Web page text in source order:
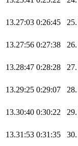
13.27:03 0:26:45 25.
13.27:56 0:27:38 26.
13.28:47 0:28:28 27.
13.29:25 0:29:07 28.
13.30:40 0:30:22 29.
13.31:53 0:31:35 30.